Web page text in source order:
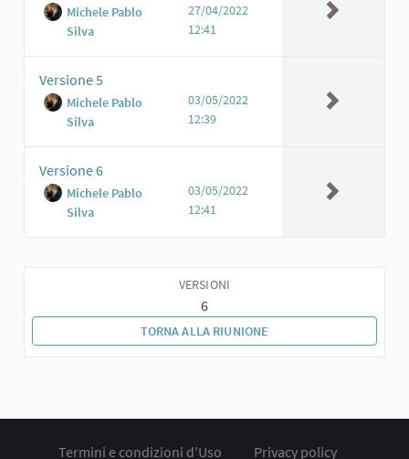
Michele Pablo
Silva
27/04/2022
12:41
Versione 5
Michele Pablo
Silva
03/05/2022
12:39
Versione 6
Michele Pablo
Silva
03/05/2022
12:41
VERSIONI
6
TORNA ALLA RIUNIONE
Termini e condizioni d'Uso Privacy policy